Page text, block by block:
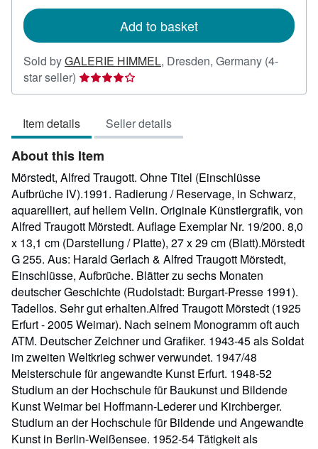
Add to basket
Sold byGALERIE HIMMEL, Dresden, Germany (4-
star seller) Seller
rating
out
of
5
stars
Item details Seller details
About this Item
Mörstedt, Alfred Traugott. Ohne Titel (Einschlüsse
Aufbrüche IV).1991. Radierung / Reservage, in Schwarz,
aquarelliert, auf hellem Velin. Originale Künstlergrafik, von
Alfred Traugott Mörstedt. Auflage Exemplar Nr. 19/200. 8,0
x 13,1 cm (Darstellung / Platte), 27 x 29 cm (Blatt).Mörstedt
G 255. Aus: Harald Gerlach & Alfred Traugott Mörstedt,
Einschlüsse, Aufbrüche. Blätter zu sechs Monaten
deutscher Geschichte (Rudolstadt: Burgart-Presse 1991).
Tadellos. Sehr gut erhalten.Alfred Traugott Mörstedt (1925
Erfurt - 2005 Weimar). Nach seinem Monogramm oft auch
ATM. Deutscher Zeichner und Grafiker. 1943-45 als Soldat
im zweiten Weltkrieg schwer verwundet. 1947/48
Meisterschule für angewandte Kunst Erfurt. 1948-52
Studium an der Hochschule für Baukunst und Bildende
Kunst Weimar bei Hoffmann-Lederer und Kirchberger.
Studium an der Hochschule für Bildende und Angewandte
Kunst in Berlin-Weißensee. 1952-54 Tätigkeit als